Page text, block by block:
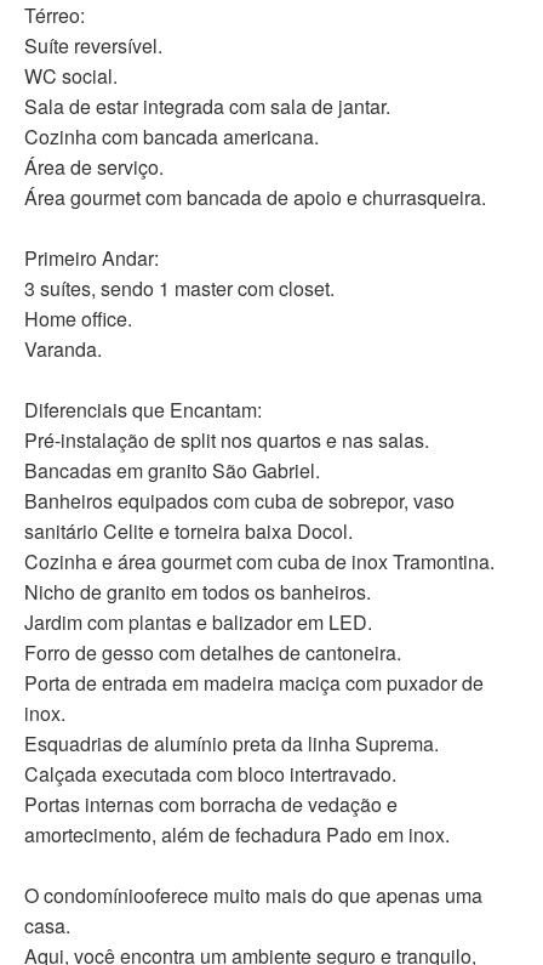
Térreo:
Suíte reversível.
WC social.
Sala de estar integrada com sala de jantar.
Cozinha com bancada americana.
Área de serviço.
Área gourmet com bancada de apoio e churrasqueira.
Primeiro Andar:
3 suítes, sendo 1 master com closet.
Home office.
Varanda.
Diferenciais que Encantam:
Pré-instalação de split nos quartos e nas salas.
Bancadas em granito São Gabriel.
Banheiros equipados com cuba de sobrepor, vaso
sanitário Celite e torneira baixa Docol.
Cozinha e área gourmet com cuba de inox Tramontina.
Nicho de granito em todos os banheiros.
Jardim com plantas e balizador em LED.
Forro de gesso com detalhes de cantoneira.
Porta de entrada em madeira maciça com puxador de
inox.
Esquadrias de alumínio preta da linha Suprema.
Calçada executada com bloco intertravado.
Portas internas com borracha de vedação e
amortecimento, além de fechadura Pado em inox.
O condomíniooferece muito mais do que apenas uma
casa.
Aqui, você encontra um ambiente seguro e tranquilo,